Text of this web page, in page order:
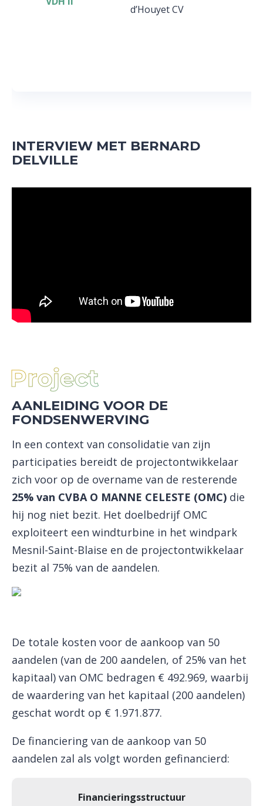
d’Houyet CV
INTERVIEW MET BERNARD
DELVILLE
Project
AANLEIDING VOOR DE
FONDSENWERVING
In een context van consolidatie van zijn
participaties bereidt de projectontwikkelaar
zich voor op de overname van de resterende
25% van CVBA O MANNE CELESTE (OMC) die
hij nog niet bezit. Het doelbedrijf OMC
exploiteert een windturbine in het windpark
Mesnil-Saint-Blaise en de projectontwikkelaar
bezit al 75% van de aandelen.
De totale kosten voor de aankoop van 50
aandelen (van de 200 aandelen, of 25% van het
kapitaal) van OMC bedragen € 492.969, waarbij
de waardering van het kapitaal (200 aandelen)
geschat wordt op € 1.971.877.
De financiering van de aankoop van 50
aandelen zal als volgt worden gefinancierd:
Financieringsstructuur